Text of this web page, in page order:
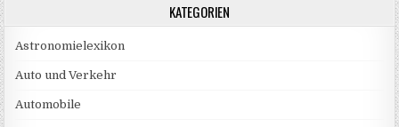
KATEGORIEN
Astronomielexikon
Auto und Verkehr
Automobile